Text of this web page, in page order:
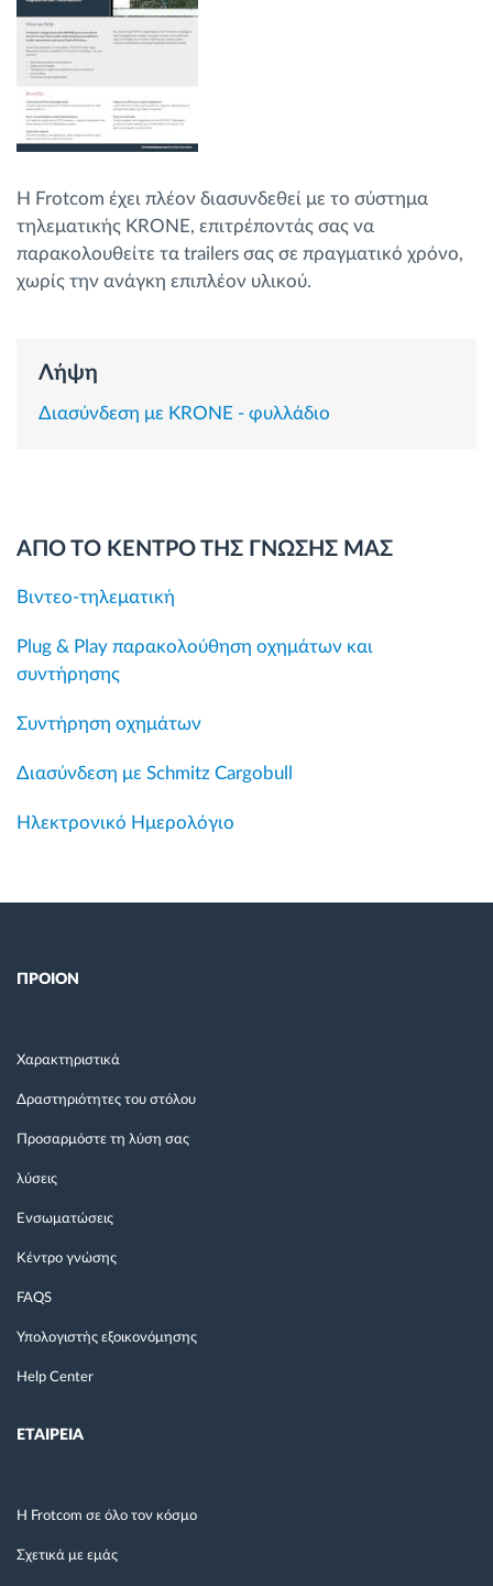
Διαχείριση καυσίμου
Σχεδιασμός και παρακολούθηση διαδρομής
Αυτόματη αναγνώριση οδηγού
Ανακαλύψτε όλα τα χαρακτηριστικά
Υπολογιστής εξοικονόμησης
Η Frotcom έχει πλέον διασυνδεθεί με το σύστημα
τηλεματικής KRONE, επιτρέποντάς σας να
παρακολουθείτε τα trailers σας σε πραγματικό χρόνο,
χωρίς την ανάγκη επιπλέον υλικού.
Λήψη
Διασύνδεση με KRONE - φυλλάδιο
ΑΠΟ ΤΟ ΚΕΝΤΡΟ ΤΗΣ ΓΝΩΣΗΣ ΜΑΣ
Βιντεο-τηλεματική
Plug & Play παρακολούθηση οχημάτων και
συντήρησης
Συντήρηση οχημάτων
Διασύνδεση με Schmitz Cargobull
Ηλεκτρονικό Ημερολόγιο
ΠΡΟΙΟΝ
Χαρακτηριστικά
Δραστηριότητες του στόλου
Προσαρμόστε τη λύση σας
λύσεις
Ενσωματώσεις
Κέντρο γνώσης
FAQS
Υπολογιστής εξοικονόμησης
Help Center
ΕΤΑΙΡΕΙΑ
Η Frotcom σε όλο τον κόσμο
Σχετικά με εμάς